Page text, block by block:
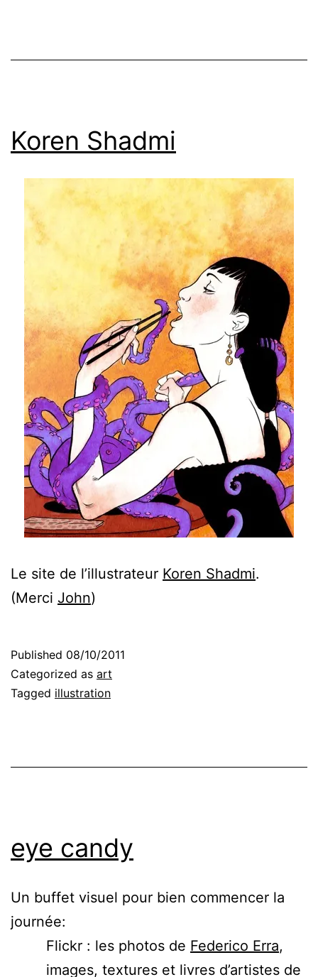
Koren Shadmi
Le site de l’illustrateur Koren Shadmi.
(Merci John)
Published 08/10/2011
Categorized as art
Tagged illustration
eye candy
Un buffet visuel pour bien commencer la
journée:
Flickr : les photos de Federico Erra,
images, textures et livres d’artistes de